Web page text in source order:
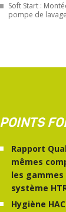
Soft Start :
pompe de
POINTS
Rapport
mêmes
les
système
Hygiène